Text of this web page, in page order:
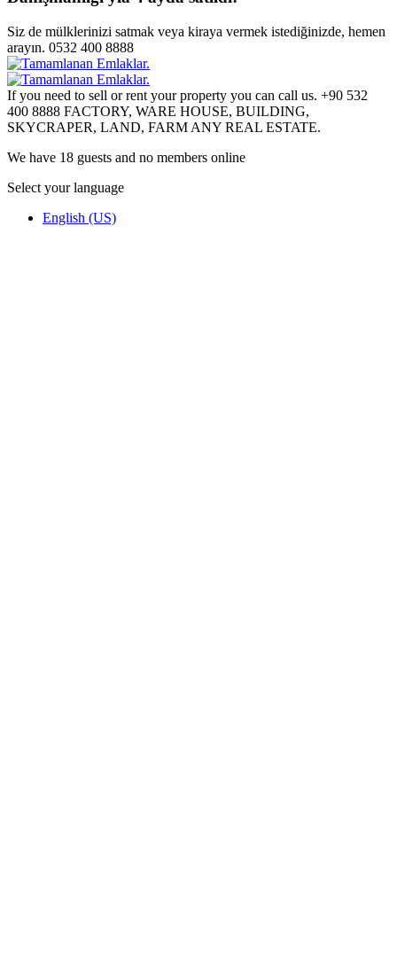
Siz de mülklerinizi satmak veya kiraya vermek istediğinizde, hemen
arayın. 0532 400 8888
If you need to sell or rent your property you can call us. +90 532
400 8888 FACTORY, WARE HOUSE, BUILDING,
SKYCRAPER, LAND, FARM ANY REAL ESTATE.
We have 18 guests and no members online
Select your language
English (US)